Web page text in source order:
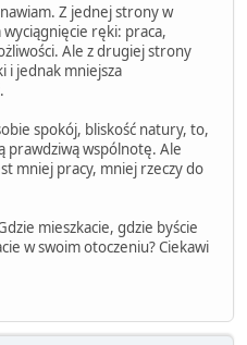
Z jednej strony w
ręki: praca,
Ale z drugiej strony
i jednak mniejsza
spokój, bliskość natury, to,
prawdziwą wspólnotę. Ale
mniej pracy, mniej rzeczy do
mieszkacie, gdzie byście
w swoim otoczeniu? Ciekawi